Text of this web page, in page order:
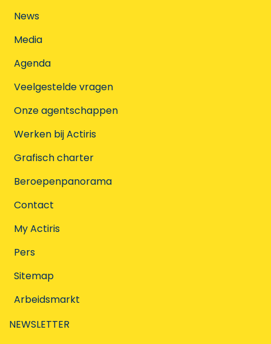
News
Media
Agenda
Veelgestelde vragen
Onze agentschappen
Werken bij Actiris
Grafisch charter
Beroepenpanorama
Contact
My Actiris
Pers
Sitemap
Arbeidsmarkt
NEWSLETTER